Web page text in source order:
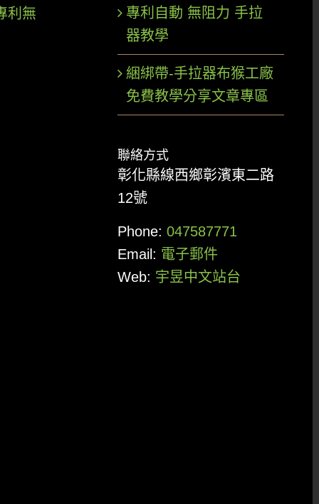
利無
專利自動 無阻力 手拉
器教學
綑綁帶-手拉器布猴工廠
免費教學分享文章專區
聯絡方式
彰化縣線西鄉彰濱東二路
12號
Phone:047587771
Email: 電子郵件
Web: 宇昱中文站台